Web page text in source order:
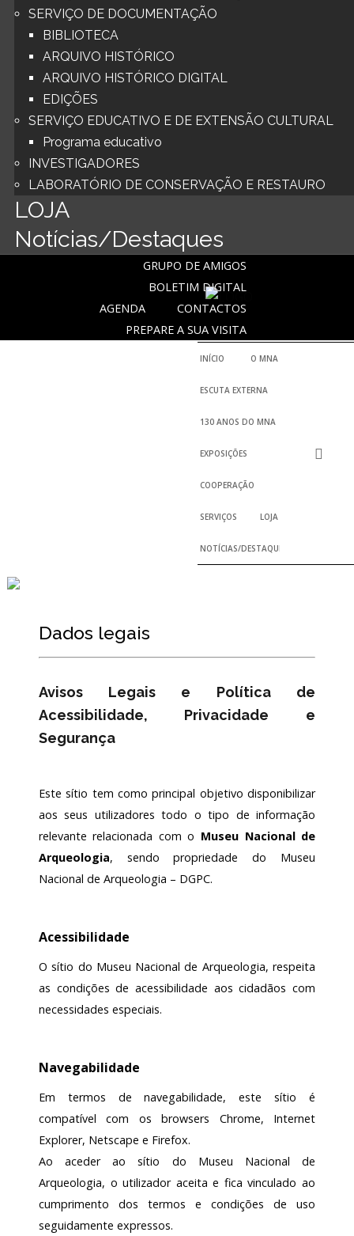
SERVIÇO DE DOCUMENTAÇÃO
BIBLIOTECA
ARQUIVO HISTÓRICO
ARQUIVO HISTÓRICO DIGITAL
EDIÇÕES
SERVIÇO EDUCATIVO E DE EXTENSÃO CULTURAL
Programa educativo
INVESTIGADORES
LABORATÓRIO DE CONSERVAÇÃO E RESTAURO
LOJA
Notícias/Destaques
GRUPO DE AMIGOS
BOLETIM DIGITAL
CONTACTOS
AGENDA
PREPARE A SUA VISITA
INÍCIO O MNA
ESCUTA EXTERNA
130 ANOS DO MNA
EXPOSIÇÕES
COOPERAÇÃO
SERVIÇOS LOJA
NOTÍCIAS/DESTAQUES
Dados legais
Avisos Legais e Política de
Acessibilidade, Privacidade e
Segurança
Este sítio tem como principal objetivo disponibilizar
aos seus utilizadores todo o tipo de informação
relevante relacionada com o Museu Nacional de
Arqueologia, sendo propriedade do Museu
Nacional de Arqueologia – DGPC.
Acessibilidade
O sítio do Museu Nacional de Arqueologia, respeita
as condições de acessibilidade aos cidadãos com
necessidades especiais.
Navegabilidade
Em termos de navegabilidade, este sítio é
compatível com os browsers Chrome, Internet
Explorer, Netscape e Firefox.
Ao aceder ao sítio do Museu Nacional de
Arqueologia, o utilizador aceita e fica vinculado ao
cumprimento dos termos e condições de uso
seguidamente expressos.